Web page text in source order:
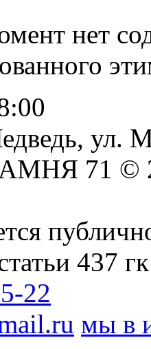
нет
, ул.
71 ©
437
22
мы в